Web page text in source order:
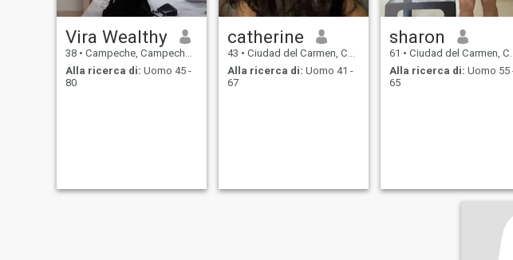
Vira Wealthy
38 • Campeche, Campeche, Messico
Alla ricerca di: Uomo 45 -
80
catherine
43 • Ciudad del Carmen, Campeche, Messico
Alla ricerca di: Uomo 41 -
67
sharon
61 • Ciudad del Carmen, Campeche, Messico
Alla ricerca di: Uomo 55
65